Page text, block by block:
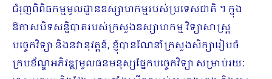
ជំរុញ​ពិពិធកម្មមូលដ្ឋានឧស្សាហកម្មរបស់ប្រទេសជាតិ ។ ក្នុង
ឱកាសបិទសន្និបាតរបស់ក្រសួង​ឧស្សាហកម្ម វិទ្យាសាស្ត្រ
បច្ចេកវិទ្យា និងនវានុវត្តន៍, ខ្ញុំបានណែនាំ​ក្រសួង​សិក្សារៀបចំ
ក្របខ័ណ្ឌអភិវឌ្ឍមូលធនមនុស្សផ្នែកបច្ចេកវិទ្យា ​សម្រាប់រយៈ